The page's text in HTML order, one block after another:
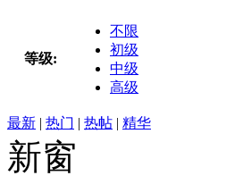
等级:
不限
初级
中级
高级
最新 | 热门 | 热帖 | 精华
新窗